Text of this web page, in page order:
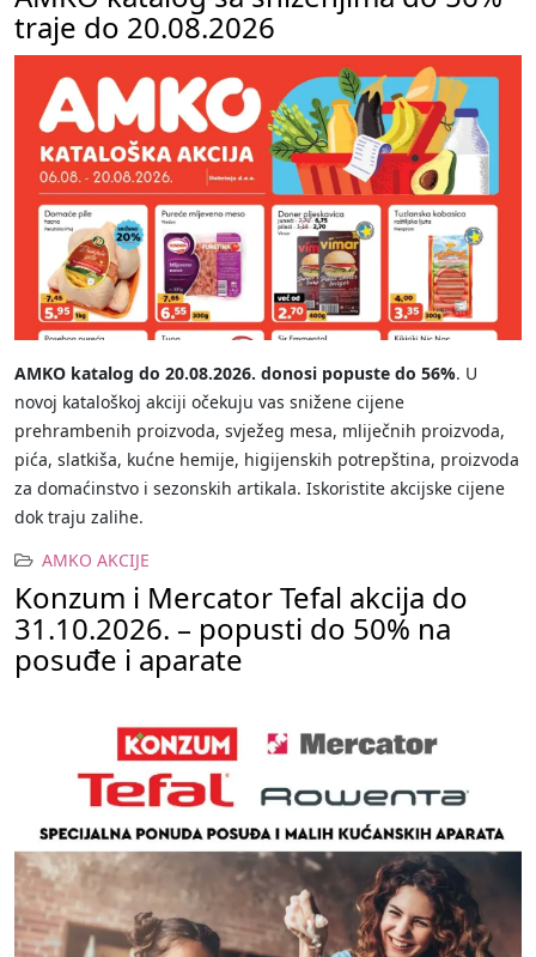
traje do 20.08.2026
AMKO katalog do 20.08.2026. donosi popuste do 56%. U
novoj kataloškoj akciji očekuju vas snižene cijene
prehrambenih proizvoda, svježeg mesa, mliječnih proizvoda,
pića, slatkiša, kućne hemije, higijenskih potrepština, proizvoda
za domaćinstvo i sezonskih artikala. Iskoristite akcijske cijene
dok traju zalihe.
AMKO AKCIJE
Konzum i Mercator Tefal akcija do
31.10.2026. – popusti do 50% na
posuđe i aparate